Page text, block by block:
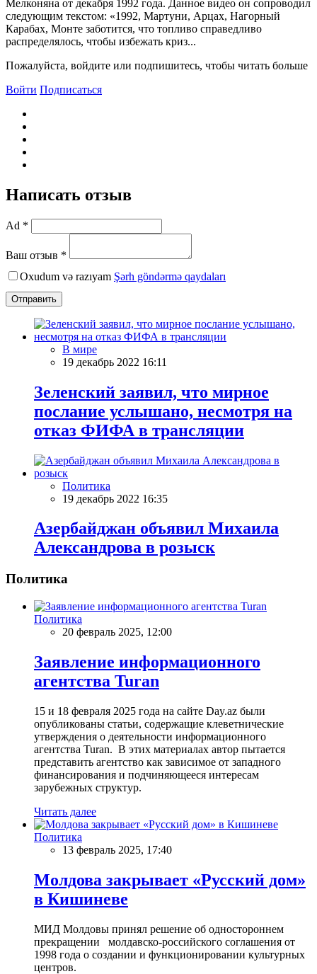
Мелконяна от декабря 1992 года. Данное видео он сопроводил
следующим текстом: «1992, Мартуни, Арцах, Нагорный
Карабах, Монте заботится, что топливо справедливо
распределялось, чтобы избежать криз...
Пожалуйста, войдите или подпишитесь, чтобы читать больше
Войти Подписаться
Написать отзыв
Ad *
Ваш отзыв *
Oxudum və razıyam Şərh göndərmə qaydaları
Отправить
В мире
19 декабрь 2022 16:11
Зеленский заявил, что мирное
послание услышано, несмотря на
отказ ФИФА в трансляции
Политика
19 декабрь 2022 16:35
Азербайджан объявил Михаила
Александрова в розыск
Политика
Политика
20 февраль 2025, 12:00
Заявление информационного
агентства Turan
15 и 18 февраля 2025 года на сайте Day.az были
опубликованы статьи, содержащие клеветнические
утверждения о деятельности информационного
агентства Turan. В этих материалах автор пытается
представить агентство как зависимое от западного
финансирования и подчиняющееся интересам
зарубежных структур.
Читать далее
Политика
13 февраль 2025, 17:40
Молдова закрывает «Русский дом»
в Кишиневе
МИД Молдовы принял решение об одностороннем
прекращении молдавско-российского соглашения от
1998 года о создании и функционировании культурных
центров.